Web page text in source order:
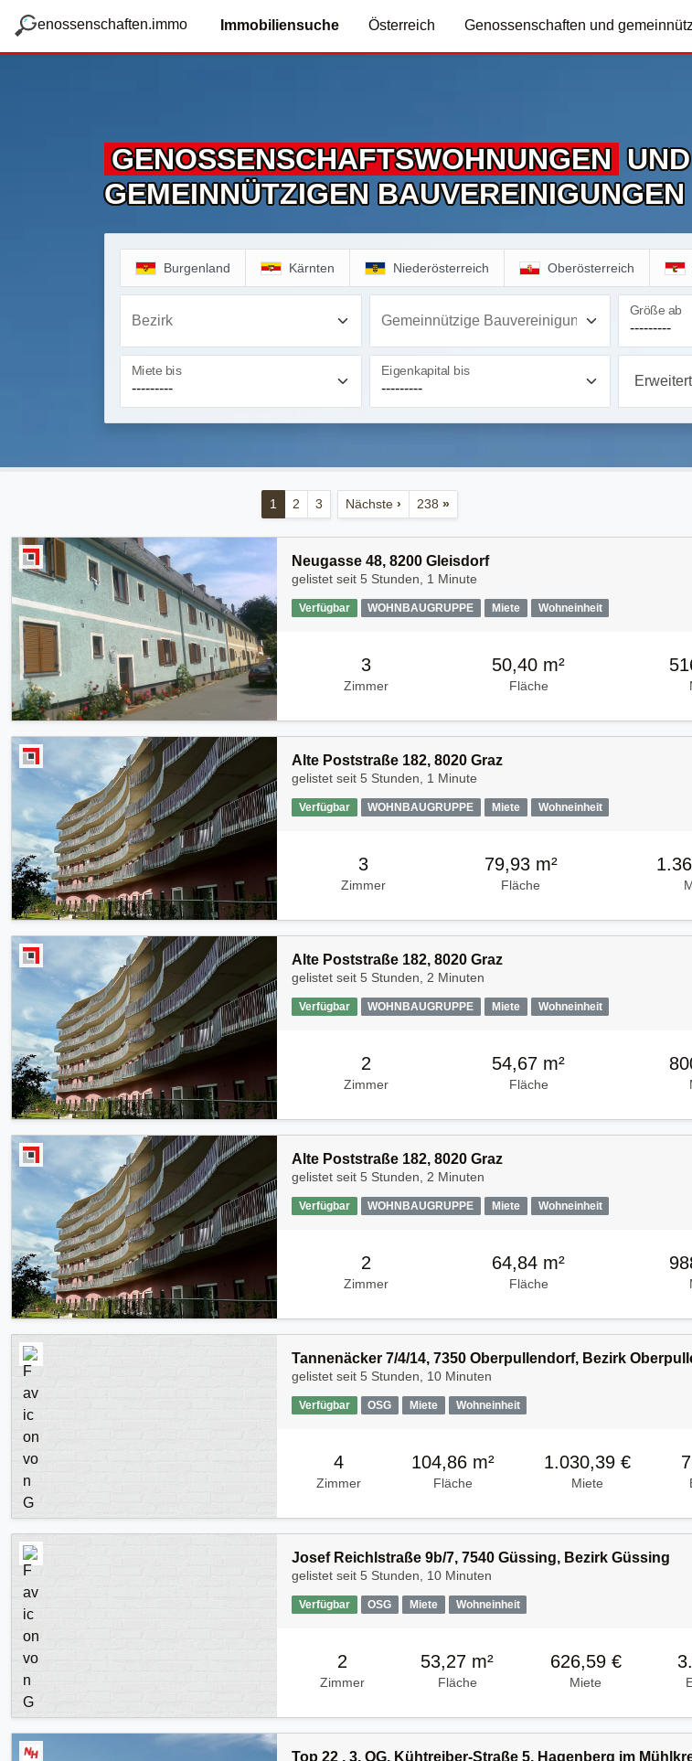
g
enossenschaften.immo Immobiliensuche Österreich Genossenschaften und
GENOSSENSCHAFTS­WOHNUNGEN
GEMEINNÜTZIGEN BAUVEREINIGUNGEN
Burgenland Kärnten Niederösterreich Oberösterreich
Bezirk Gemeinnützige Bauvereinigung
Größe ab
Miete bis Eigenkapital bis
1 2 3 Nächste› 238»
Neugasse 48, 8200 Gleisdorf
gelistet seit 5 Stunden, 1 Minute
Verfügbar WOHNBAUGRUPPE Miete Wohneinheit
3
Zimmer
50,40 m²
Fläche
Alte Poststraße 182, 8020 Graz
gelistet seit 5 Stunden, 1 Minute
Verfügbar WOHNBAUGRUPPE Miete Wohneinheit
3
Zimmer
79,93 m²
Fläche
Alte Poststraße 182, 8020 Graz
gelistet seit 5 Stunden, 2 Minuten
Verfügbar WOHNBAUGRUPPE Miete Wohneinheit
2
Zimmer
54,67 m²
Fläche
Alte Poststraße 182, 8020 Graz
gelistet seit 5 Stunden, 2 Minuten
Verfügbar WOHNBAUGRUPPE Miete Wohneinheit
2
Zimmer
64,84 m²
Fläche
Tannenäcker 7/4/14, 7350 Oberpullendorf, Bezirk
gelistet seit 5 Stunden, 10 Minuten
Verfügbar OSG Miete Wohneinheit
4
Zimmer
104,86 m²
Fläche
1.030,39 €
Miete
Josef Reichlstraße 9b/7, 7540 Güssing, Bezirk Güssing
gelistet seit 5 Stunden, 10 Minuten
Verfügbar OSG Miete Wohneinheit
2
Zimmer
53,27 m²
Fläche
626,59 €
Miete
Top 22 , 3. OG, Kühtreiber-Straße 5, Hagenberg im